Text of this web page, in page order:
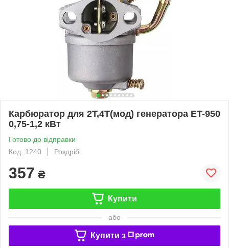
Карбюратор для 2Т,4Т(мод) генератора ET-950
0,75-1,2 кВт
Готово до відправки
Код: 1240
Роздріб
357 ₴
Купити
або
Купити з